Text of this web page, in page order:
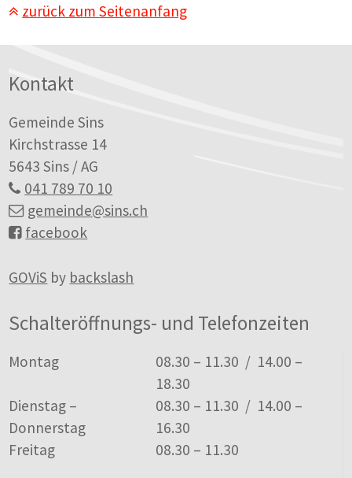
zurück zum Seitenanfang
Kontakt
Gemeinde Sins
Kirchstrasse 14
5643 Sins / AG
041 789 70 10
gemeinde@sins.ch
facebook
GOViS by backslash
Schalteröffnungs- und Telefonzeiten
TagÖffnungszeiten
Montag
08.30 – 11.30 / 14.00 –
18.30
Dienstag –
Donnerstag
08.30 – 11.30 / 14.00 –
16.30
Freitag
08.30 – 11.30